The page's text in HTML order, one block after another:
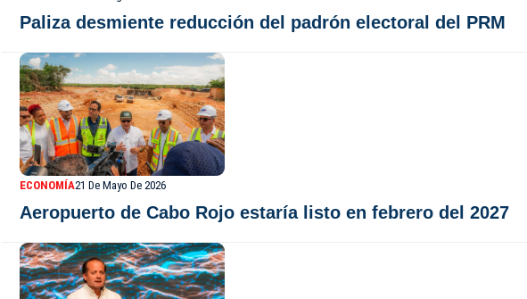
Paliza desmiente reducción del padrón electoral del PRM
ECONOMÍA21 De Mayo De 2026
Aeropuerto de Cabo Rojo estaría listo en febrero del 2027